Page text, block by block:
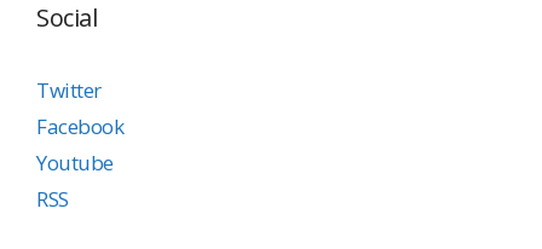
Social
Twitter
Facebook
Youtube
RSS